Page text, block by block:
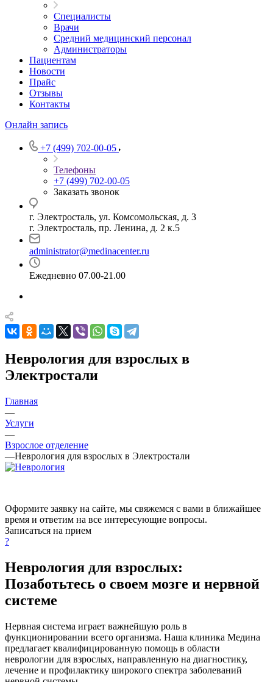
Специалисты
Врачи
Средний медицинский персонал
Администраторы
Пациентам
Новости
Прайс
Отзывы
Контакты
Онлайн запись
+7 (499) 702-00-05
Телефоны
+7 (499) 702-00-05
Заказать звонок
г. Электросталь, ул. Комсомольская, д. 3
г. Электросталь, пр. Ленина, д. 2 к.5
administrator@medinacenter.ru
Ежедневно 07.00-21.00
Неврология для взрослых в
Электростали
Главная
—
Услуги
—
Взрослое отделение
—Неврология для взрослых в Электростали
Оформите заявку на сайте, мы свяжемся с вами в ближайшее
время и ответим на все интересующие вопросы.
Записаться на прием
?
Неврология для взрослых:
Позаботьтесь о своем мозге и нервной
системе
Нервная система играет важнейшую роль в
функционировании всего организма. Наша клиника Медина
предлагает квалифицированную помощь в области
неврологии для взрослых, направленную на диагностику,
лечение и профилактику широкого спектра заболеваний